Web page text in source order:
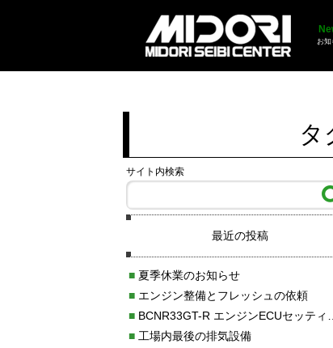
お知
タ
サイト内検索
最近の投稿
■夏季休業のお知らせ
■エンジン整備とフレッシュの依頼
■BCNR33GT-R エンジンECUセッティング調整
■工場内最後の排気設備